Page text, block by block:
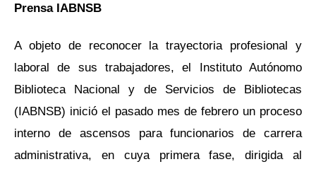
Prensa IABNSB
A objeto de reconocer la trayectoria profesional y
laboral de sus trabajadores, el Instituto Autónomo
Biblioteca Nacional y de Servicios de Bibliotecas
(IABNSB) inició el pasado mes de febrero un proceso
interno de ascensos para funcionarios de carrera
administrativa, en cuya primera fase, dirigida al